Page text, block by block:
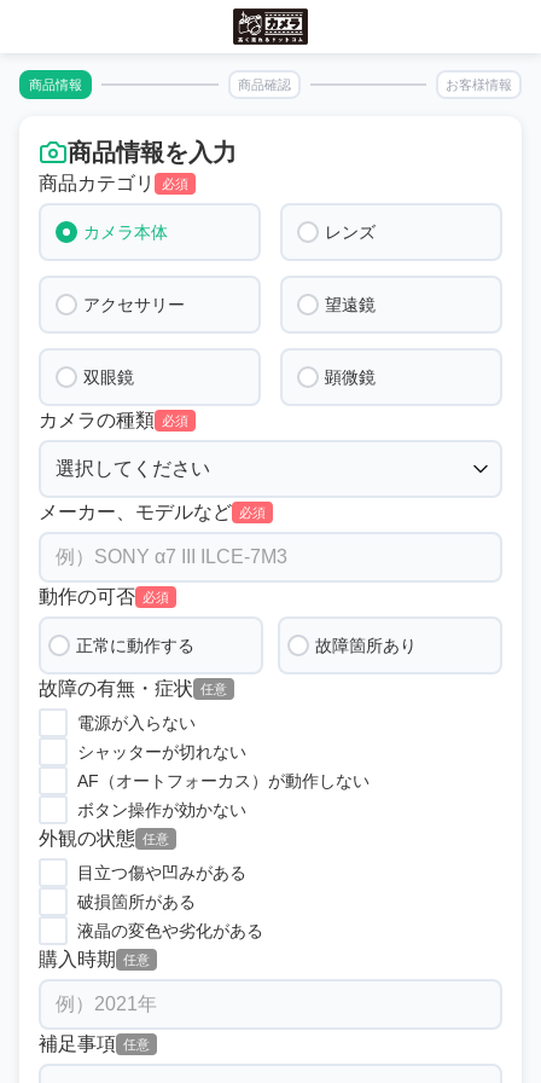
商品情報 商品確認 お客様情報
商品情報を入力
商品カテゴリ 必須
カメラ本体 レンズ
アクセサリー 望遠鏡
双眼鏡 顕微鏡
カメラの種類 必須
メーカー、モデルなど 必須
動作の可否 必須
正常に動作する 故障箇所あり
故障の有無・症状 任意
電源が入らない
シャッターが切れない
AF（オートフォーカス）が動作しない
ボタン操作が効かない
外観の状態 任意
目立つ傷や凹みがある
破損箇所がある
液晶の変色や劣化がある
購入時期 任意
補足事項 任意